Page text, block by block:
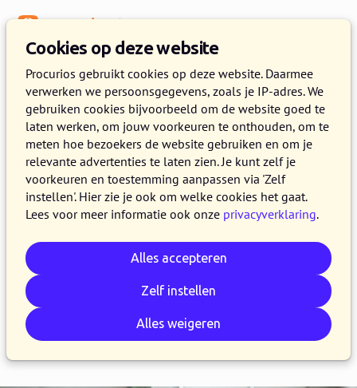
Cookies op deze website
Procurios gebruikt cookies op deze website. Daarmee
verwerken we persoonsgegevens, zoals je IP-adres. We
gebruiken cookies bijvoorbeeld om de website goed te
laten werken, om jouw voorkeuren te onthouden, om te
meten hoe bezoekers de website gebruiken en om je
relevante advertenties te laten zien. Je kunt zelf je
voorkeuren en toestemming aanpassen via 'Zelf
instellen'. Hier zie je ook om welke cookies het gaat.
Lees voor meer informatie ook onze privacyverklaring.
Alles accepteren
Zelf instellen
Alles weigeren
Digitale vereniging
Hoe bereik ik nieuwe leden (2/3)
13 AUGUSTUS 2018 JOAN LUFTING 5 MINUTEN LEZEN
In deze blog sequence van ‘Hoe bereik ik
nieuwe leden’ neem ik je mee in de
verschillende manieren van hoe nieuwe leden
op een slimme manier een digitale nieuwsbrief
kan inzetten.
Kopieer linkWhatsappE-mailLinkedInBlueskyRedditFacebook